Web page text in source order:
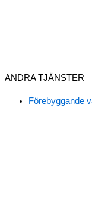
ANDRA TJÄNSTER
Förebyggande